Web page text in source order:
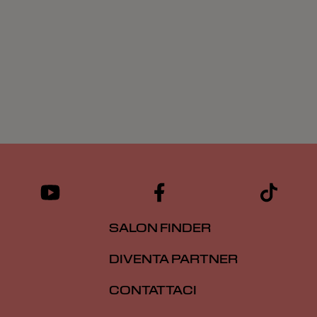
SALON FINDER
DIVENTA PARTNER
CONTATTACI